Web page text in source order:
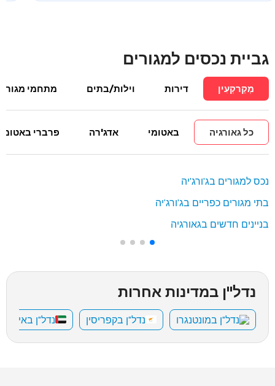
גביית נכסים למגורים
מְקַרקְעִין דירות וילות/בתים מתחמי
כל גאורגיה באטומי אדג'רה פרברי באטומי
נכס למגורים בג'ורג'יה
בתי מגורים כפריים בג'ורג'יה
בניינים חדשים בגאורגיה
נדל"ן במדינות אחרות
נדל"ן במונטנגרו נדל"ן בקפריסין נדל"ן